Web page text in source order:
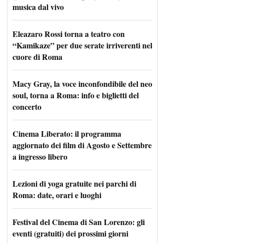
musica dal vivo
Eleazaro Rossi torna a teatro con
“Kamikaze” per due serate irriverenti nel
cuore di Roma
Macy Gray, la voce inconfondibile del neo
soul, torna a Roma: info e biglietti del
concerto
Cinema Liberato: il programma
aggiornato dei film di Agosto e Settembre
a ingresso libero
Lezioni di yoga gratuite nei parchi di
Roma: date, orari e luoghi
Festival del Cinema di San Lorenzo: gli
eventi (gratuiti) dei prossimi giorni